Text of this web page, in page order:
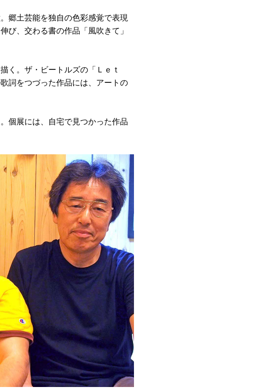
郷土芸能を独自の色彩感覚で表現
び、交わる書の作品「風吹きて」
く。ザ・ビートルズの「Ｌｅｔ
詞をつづった作品には、アートの
個展には、自宅で見つかった作品